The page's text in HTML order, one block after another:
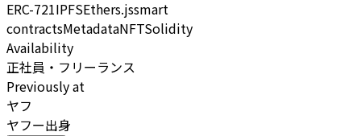
ERC-721IPFSEthers.jssmart
contractsMetadataNFTSolidity
Availability
正社員・フリーランス
Previously at
ヤフ
ヤフー出身